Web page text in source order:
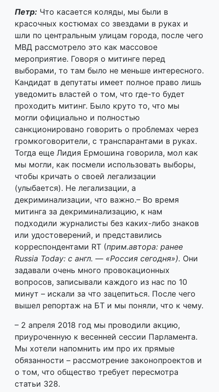
выборами, то там было не меньше интересного.
Кандидат в депутаты имеет полное право лишь
уведомить властей о том, что где-то будет
проходить митинг. Было круто то, что мы
могли официально и полностью
санкционировано говорить о проблемах через
громкоговорители, с транспарантами в руках.
Тогда еще Лидия Ермошина говорила, мол как
мы могли, как посмели использовать выборы,
чтобы кричать о своей легализации
(улыбается). Не легализации, а
декриминализации, что важно.– Во время
митинга за декриминализацию, к нам
подходили журналисты без каких-либо знаков
или удостоверений, и представились
корреспондентами RT (
прим.автора:
Russia Today: с англ. — «Россия сегодня»).
задавали очень много провокационных
вопросов, записывали каждого из нас по 10
минут – искали за что зацепиться. После чего
вышел репортаж на БТ и мы поняли, что к чему.
– 2 апреля 2018 год мы проводили акцию,
приуроченную к весенней сессии Парламента.
Мы хотели напомнить им про их прямые
обязанности – рассмотрение законопроектов и
о том, что общество требует пересмотра
статьи 328.
Максим:Публичные акции – это лишь часть
того, чем мы занимаемся. Мы делаем упор на
образовательную часть – ведем публичные
лекции о вреде наркотиков, проблеме
“Матерей-328”, проводим кинопросмотры, с